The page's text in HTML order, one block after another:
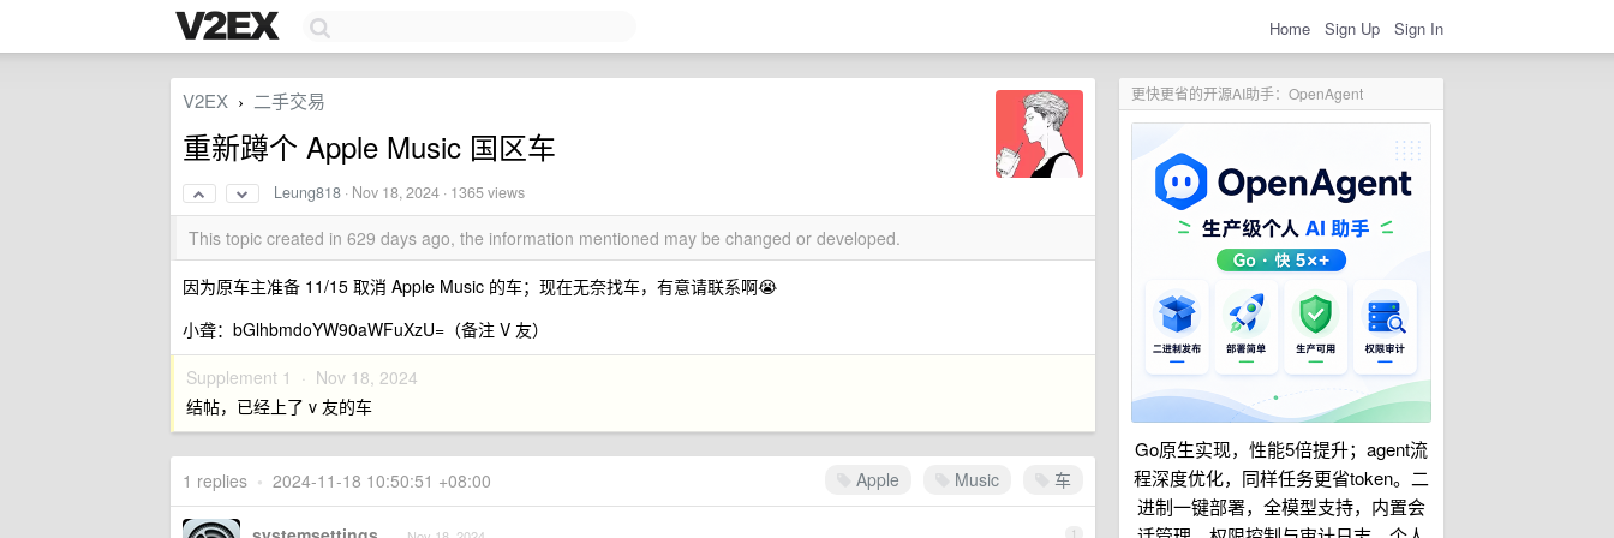
Home Sign Up Sign In
更快更省的开源AI助手：OpenAgent
Go原生实现，性能5倍提升；agent流
程深度优化，同样任务更省token。二
进制一键部署，全模型支持，内置会
V2EX › 二手交易
重新蹲个 Apple Music 国区车
Leung818 · Nov 18, 2024 · 1365 views
This topic created in 629 days ago, the information mentioned may be changed or developed.
因为原车主准备 11/15 取消 Apple Music 的车；现在无奈找车，有意请联系啊😭
小聋：bGlhbmdoYW90aWFuXzU=（备注 V 友）
Supplement 1 · Nov 18, 2024
结帖，已经上了 v 友的车
Apple Music 车
1 replies • 2024-11-18 10:50:51 +08:00
1